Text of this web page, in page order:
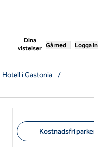
Dina
vistelser
,öppnar ny flik
Gå med Logga in
Hotell i Gastonia
/
Kostnadsfri